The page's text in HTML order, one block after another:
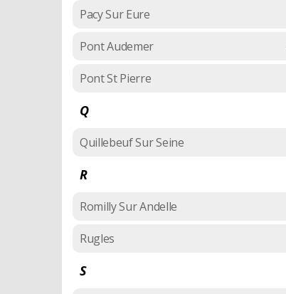
Pacy Sur Eure
Pont Audemer
Pont St Pierre
Q
Quillebeuf Sur Seine
R
Romilly Sur Andelle
Rugles
S